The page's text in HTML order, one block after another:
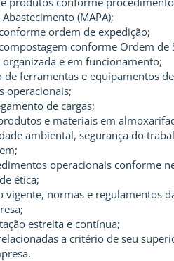
(MAPA);
ordem de expedição;
conforme Ordem de
e em funcionamento;
ferramentas e equipamentos
operacionais;
de cargas;
e materiais em
ambiental, segurança do
operacionais conforme
ética;
normas e regulamentos
estreita e contínua;
a critério de seu